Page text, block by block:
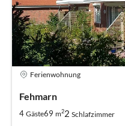
Ferienwohnung
Fehmarn
4 Gäste69 m22 Schlafzimmer